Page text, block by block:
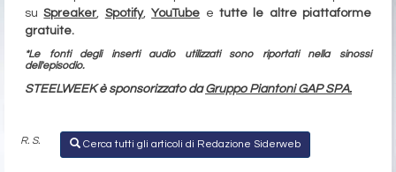
suSpreaker, Spotify, YouTube e tutte le altre piattaforme
gratuite.
*Le fonti degli inserti audio utilizzati sono riportati nella sinossi
dell'episodio.
STEELWEEK è sponsorizzato daGruppo Piantoni GAP SPA.
R. S. Cerca tutti gli articoli di Redazione Siderweb